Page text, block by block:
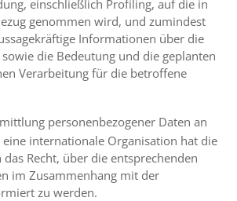
einschließlich Profiling, auf die in
genommen wird, und zumindest
Informationen über die
die Bedeutung und die geplanten
Verarbeitung für die betroffene
personenbezogener Daten an
internationale Organisation hat die
Recht, über die entsprechenden
im Zusammenhang mit der
zu werden.